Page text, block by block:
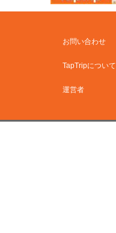
お問い合わせ
TapTripについて
運営者